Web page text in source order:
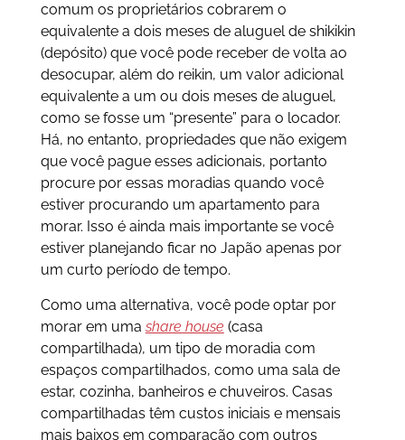
comum os proprietários cobrarem o
equivalente a dois meses de aluguel de shikikin
(depósito) que você pode receber de volta ao
desocupar, além do reikin, um valor adicional
equivalente a um ou dois meses de aluguel,
como se fosse um “presente” para o locador.
Há, no entanto, propriedades que não exigem
que você pague esses adicionais, portanto
procure por essas moradias quando você
estiver procurando um apartamento para
morar. Isso é ainda mais importante se você
estiver planejando ficar no Japão apenas por
um curto período de tempo.
Como uma alternativa, você pode optar por
morar em uma share house (casa
compartilhada), um tipo de moradia com
espaços compartilhados, como uma sala de
estar, cozinha, banheiros e chuveiros. Casas
compartilhadas têm custos iniciais e mensais
mais baixos em comparação com outros